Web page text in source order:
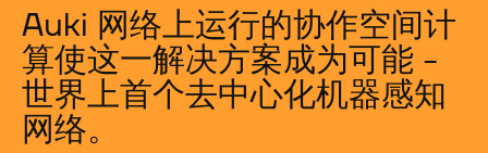
Auki 网络上运行的协作空间计
算使这一解决方案成为可能 -
世界上首个去中心化机器感知
网络。